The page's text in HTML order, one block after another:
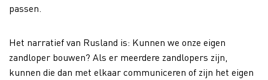
passen.
Het narratief van Rusland is: Kunnen we onze eigen
zandloper bouwen? Als er meerdere zandlopers zijn,
kunnen die dan met elkaar communiceren of zijn het eigen